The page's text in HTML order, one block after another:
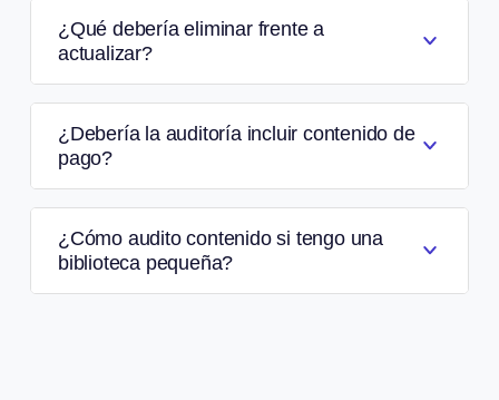
¿Qué debería eliminar frente a
actualizar?
¿Debería la auditoría incluir contenido de
pago?
¿Cómo audito contenido si tengo una
biblioteca pequeña?